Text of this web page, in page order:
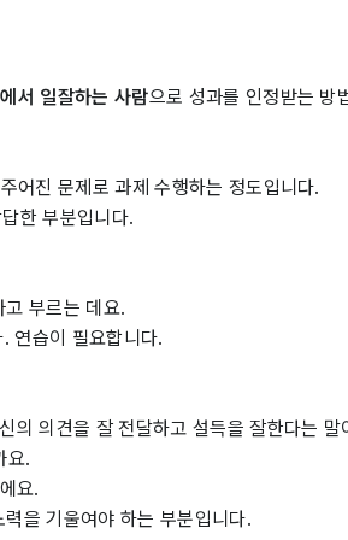
서 일잘하는 사람으로 성과를 인정받는 방
어진 문제로 과제 수행하는 정도입니다.
한 부분입니다.
부르는 데요.
연습이 필요합니다.
의 의견을 잘 전달하고 설득을 잘한다는 말
요.
요.
을 기울여야 하는 부분입니다.